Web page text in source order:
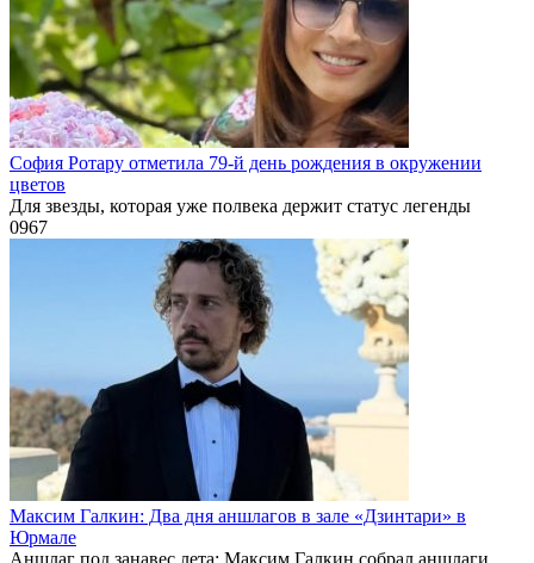
София Ротару отметила 79-й день рождения в окружении
цветов
Для звезды, которая уже полвека держит статус легенды
0967
Максим Галкин: Два дня аншлагов в зале «Дзинтари» в
Юрмале
Аншлаг под занавес лета: Максим Галкин собрал аншлаги